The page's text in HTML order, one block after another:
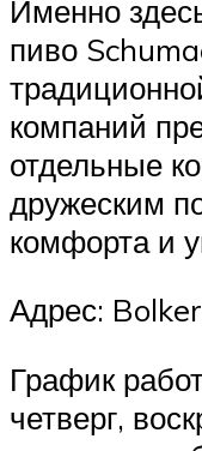
Именно
пиво
компаний
отдельные
дружеским
комфорта и
Адрес:
График
четверг,